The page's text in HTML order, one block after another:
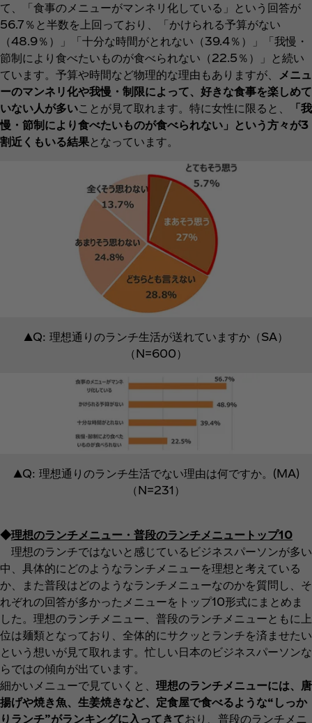
て、「食事のメニューがマンネリ化している」という回答が
56.7％と半数を上回っており、「かけられる予算がない
（48.9％）」「十分な時間がとれない（39.4％）」「我慢・
節制により食べたいものが食べられない（22.5％）」と続い
ています。予算や時間など物理的な理由もありますが、
メニュ
ーのマンネリ化や我慢・制限によって、好きな食事を楽しめて
いない人が多いことが見て取れます。特に女性に限ると、
「我
慢・節制により食べたいものが食べられない」という方々が3
割近くもいる結果となっています。
▲Q: 理想通りのランチ生活が送れていますか（SA）
（N=600）
▲Q: 理想通りのランチ生活でない理由は何ですか。(MA)
（N=231）
◆理想のランチメニュー・普段のランチメニュートップ10
理想のランチではないと感じているビジネスパーソンが多い
中、具体的にどのようなランチメニューを理想と考えている
か、また普段はどのようなランチメニューなのかを質問し、そ
れぞれの回答が多かったメニューをトップ10形式にまとめま
した。理想のランチメニュー、普段のランチメニューともに上
位は麺類となっており、全体的にサクッとランチを済ませたい
という想いが見て取れます。忙しい日本のビジネスパーソンな
らではの傾向が出ています。
細かいメニューで見ていくと、 理想のランチメニューには、唐
揚げや焼き魚、生姜焼きなど、定食屋で食べるような“しっか
りランチ”がランキングに入ってきており、普段のランチメニ